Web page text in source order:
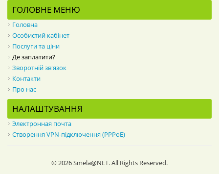
ГОЛОВНЕ МЕНЮ
Головна
Особистий кабінет
Послуги та ціни
Де заплатити?
Зворотній зв'язок
Контакти
Про нас
НАЛАШТУВАННЯ
Электронная почта
Створення VPN-підключення (PPPoE)
© 2026 Smela@NET. All Rights Reserved.